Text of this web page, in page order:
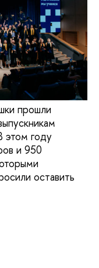
прошли
этом году
и 950
оставить